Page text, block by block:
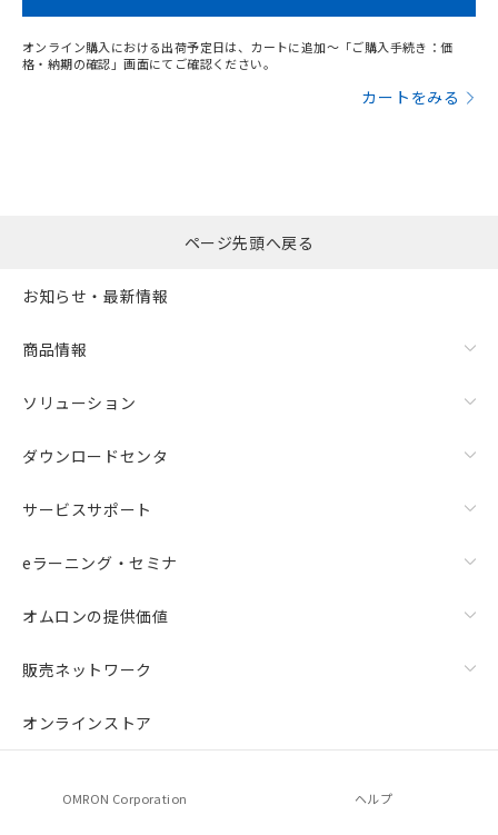
オンライン購入における出荷予定日は、カートに追加～「ご購入手続き：価
格・納期の確認」画面にてご確認ください。
カートをみる
ページ先頭へ戻る
お知らせ・最新情報
商品情報
ソリューション
ダウンロードセンタ
サービスサポート
eラーニング・セミナ
オムロンの提供価値
販売ネットワーク
オンラインストア
OMRON Corporation ヘルプ